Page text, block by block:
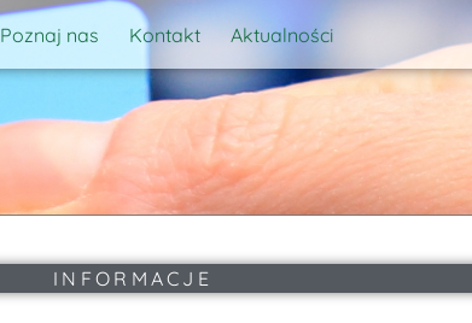
Poznaj nas Kontakt Aktualności
INFORMACJE